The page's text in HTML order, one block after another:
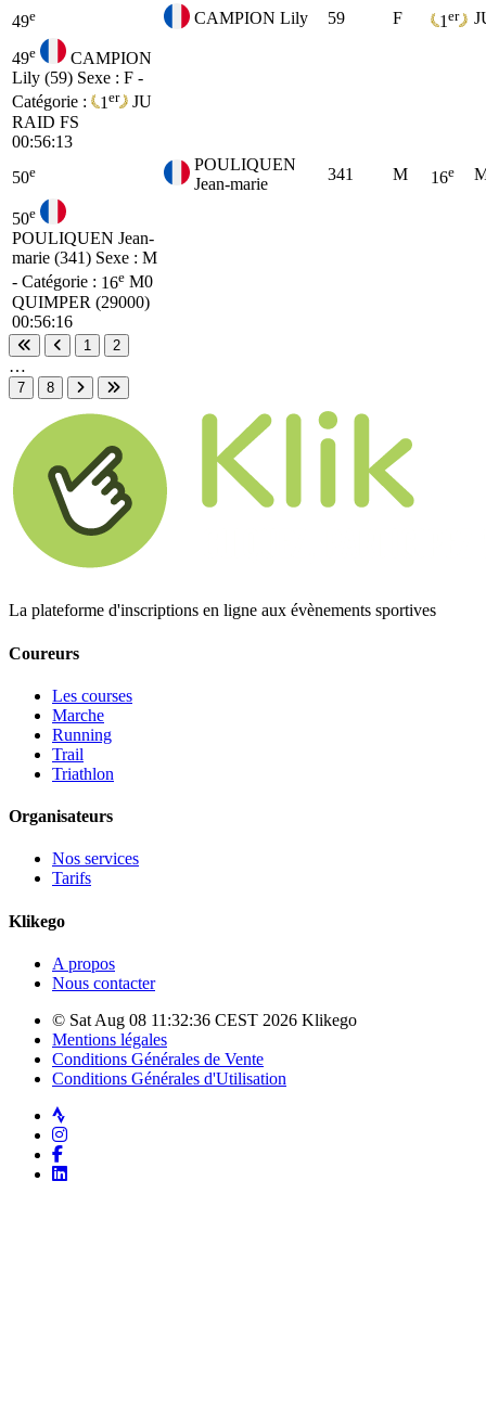
49e CAMPION Lily 59 F 1 er
49e
CAMPION
Lily (59) Sexe : F -
Catégorie :
1 er
JU
RAID FS
00:56:13
50e
POULIQUEN
Jean-marie
341 M 16e
50e
POULIQUEN Jean-
marie (341) Sexe : M
- Catégorie : 16e M0
QUIMPER (29000)
00:56:16
Première page
Page précédente
1 2
…
7
8
Page suivante
Dernière page
La plateforme d'inscriptions en ligne aux évènements sportives
Coureurs
Les courses
Marche
Running
Trail
Triathlon
Organisateurs
Nos services
Tarifs
Klikego
A propos
Nous contacter
© Sat Aug 08 11:32:36 CEST 2026 Klikego
Mentions légales
Conditions Générales de Vente
Conditions Générales d'Utilisation
Strava
Instagram
Facebook
LinkedIn